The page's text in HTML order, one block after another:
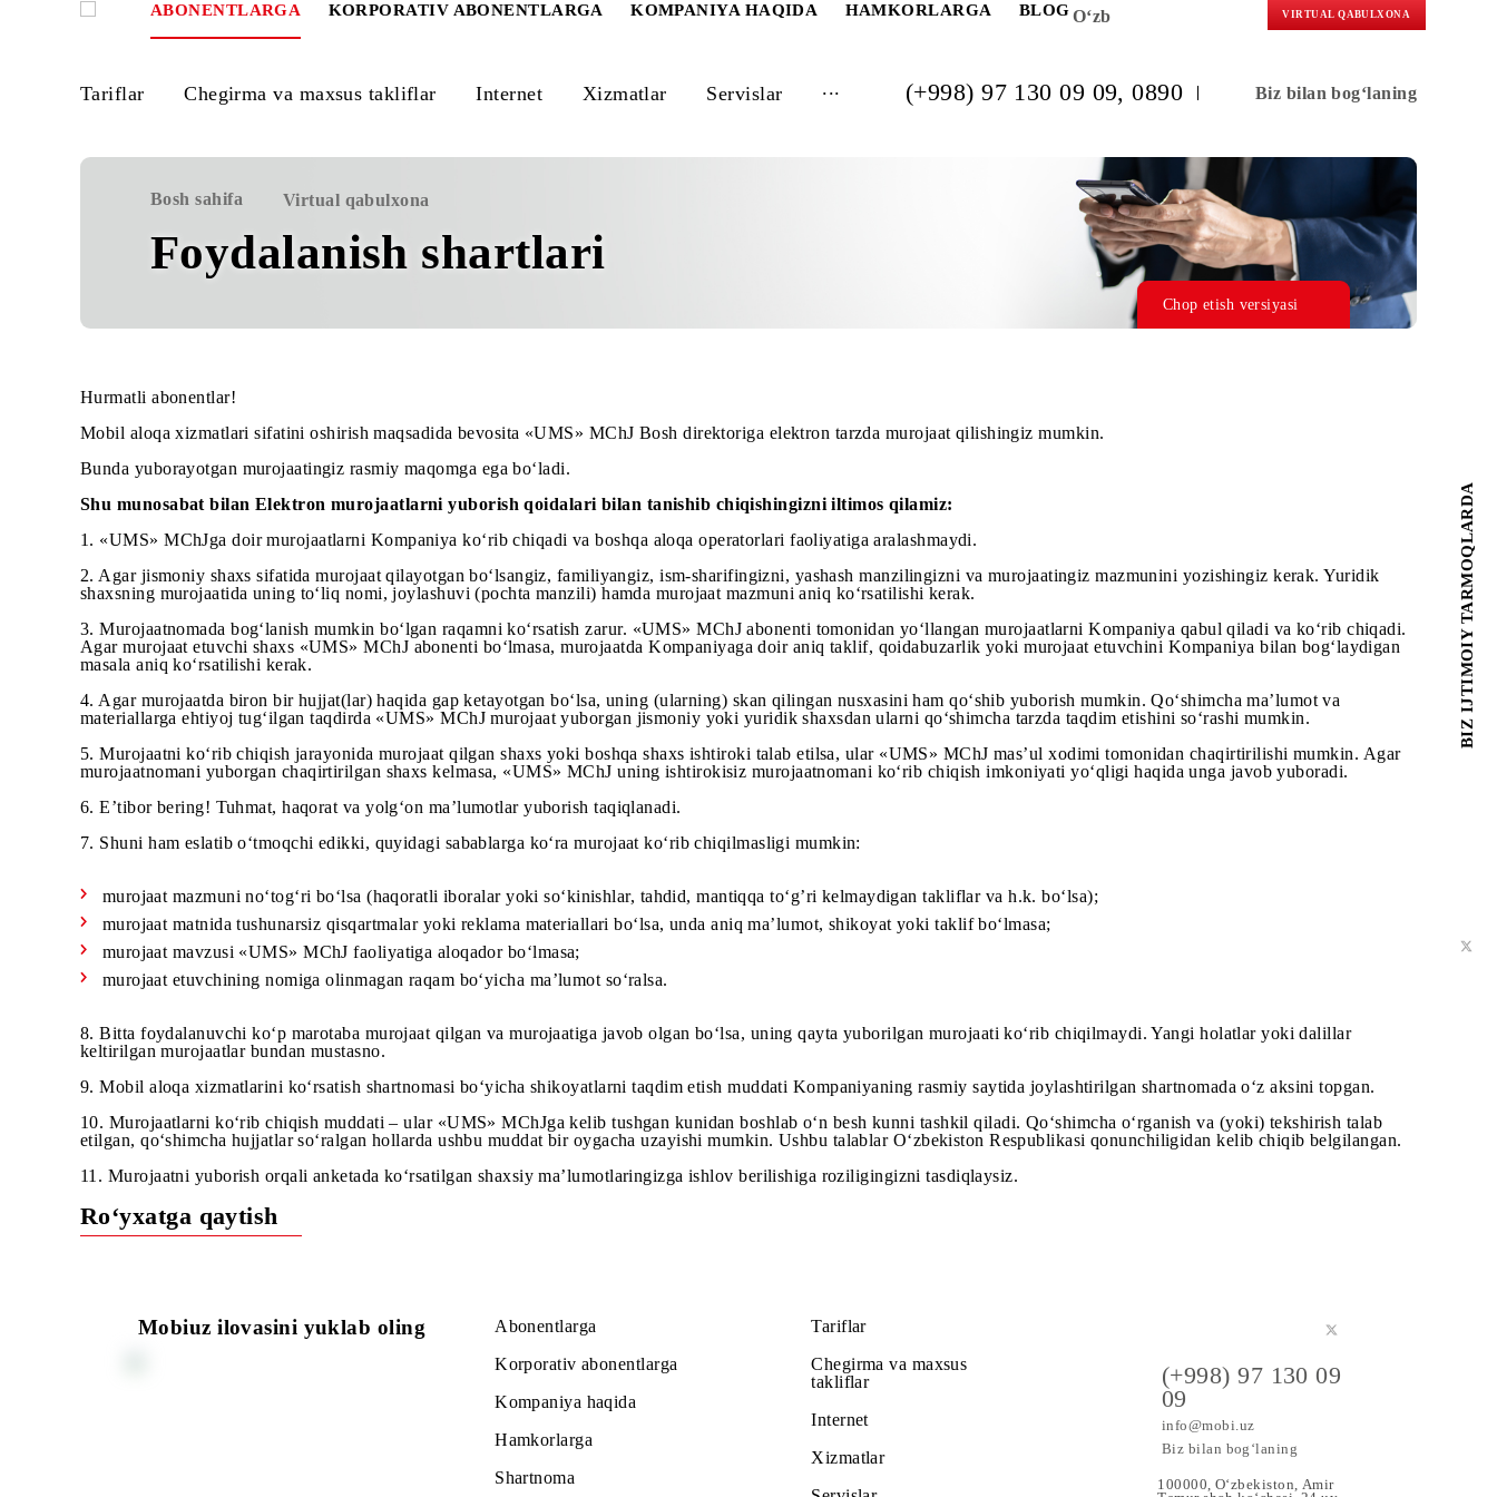
ABONENTLARGA KORPORATIV ABONENTLARGA KOMPANIYA HAQIDA HAMKORLARGA
Tariflar Chegirma va maxsus takliflar Internet Xizmatlar ... (+998) 97 130 09 09 , 0890 Biz bilan
Foydalanish shartlari
Hurmatli abonentlar!
Mobil aloqa xizmatlari sifatini oshirish maqsadida bevosita «UMS» MChJ Bosh direktoriga elektron tarzda murojaat qilishingiz mumkin.
Bunda yuborayotgan murojaatingiz rasmiy maqomga ega bo‘ladi.
1. «UMS» MChJga doir murojaatlarni Kompaniya ko‘rib chiqadi va boshqa aloqa operatorlari faoliyatiga aralashmaydi.
2. Agar jismoniy shaxs sifatida murojaat qilayotgan bo‘lsangiz, familiyangiz, ism-sharifingizni, yashash manzilingizni va murojaatingiz mazmunini yozishingiz kerak.
shaxsning murojaatida uning to‘liq nomi, joylashuvi (pochta manzili) hamda murojaat mazmuni aniq ko‘rsatilishi kerak.
3. Murojaatnomada bog‘lanish mumkin bo‘lgan raqamni ko‘rsatish zarur. «UMS» MChJ abonenti tomonidan yo‘llangan murojaatlarni Kompaniya qabul qiladi va
Agar murojaat etuvchi shaxs «UMS» MChJ abonenti bo‘lmasa, murojaatda Kompaniyaga doir aniq taklif, qoidabuzarlik yoki murojaat etuvchini Kompaniya bilan
4. Agar murojaatda biron bir hujjat(lar) haqida gap ketayotgan bo‘lsa, uning (ularning) skan qilingan nusxasini ham qo‘shib yuborish mumkin. Qo‘shimcha ma’lumot va
materiallarga ehtiyoj tug‘ilgan taqdirda «UMS» MChJ murojaat yuborgan jismoniy yoki yuridik shaxsdan ularni qo‘shimcha tarzda taqdim etishini so‘rashi mumkin.
5. Murojaatni ko‘rib chiqish jarayonida murojaat qilgan shaxs yoki boshqa shaxs ishtiroki talab etilsa, ular «UMS» MChJ mas’ul xodimi tomonidan chaqirtirilishi
murojaatnomani yuborgan chaqirtirilgan shaxs kelmasa, «UMS» MChJ uning ishtirokisiz murojaatnomani ko‘rib chiqish imkoniyati yo‘qligi haqida unga javob yuboradi.
6. E’tibor bering! Tuhmat, haqorat va yolg‘on ma’lumotlar yuborish taqiqlanadi.
7. Shuni ham eslatib o‘tmoqchi edikki, quyidagi sabablarga ko‘ra murojaat ko‘rib chiqilmasligi mumkin:
murojaat mazmuni no‘tog‘ri bo‘lsa (haqoratli iboralar yoki so‘kinishlar, tahdid, mantiqqa to‘g’ri kelmaydigan takliflar va h.k. bo‘lsa);
murojaat matnida tushunarsiz qisqartmalar yoki reklama materiallari bo‘lsa, unda aniq ma’lumot, shikoyat yoki taklif bo‘lmasa;
murojaat mavzusi «UMS» MChJ faoliyatiga aloqador bo‘lmasa;
murojaat etuvchining nomiga olinmagan raqam bo‘yicha ma’lumot so‘ralsa.
8. Bitta foydalanuvchi ko‘p marotaba murojaat qilgan va murojaatiga javob olgan bo‘lsa, uning qayta yuborilgan murojaati ko‘rib chiqilmaydi. Yangi holatlar yoki
keltirilgan murojaatlar bundan mustasno.
9. Mobil aloqa xizmatlarini ko‘rsatish shartnomasi bo‘yicha shikoyatlarni taqdim etish muddati Kompaniyaning rasmiy saytida joylashtirilgan shartnomada o‘z aksini
Abonentlarga